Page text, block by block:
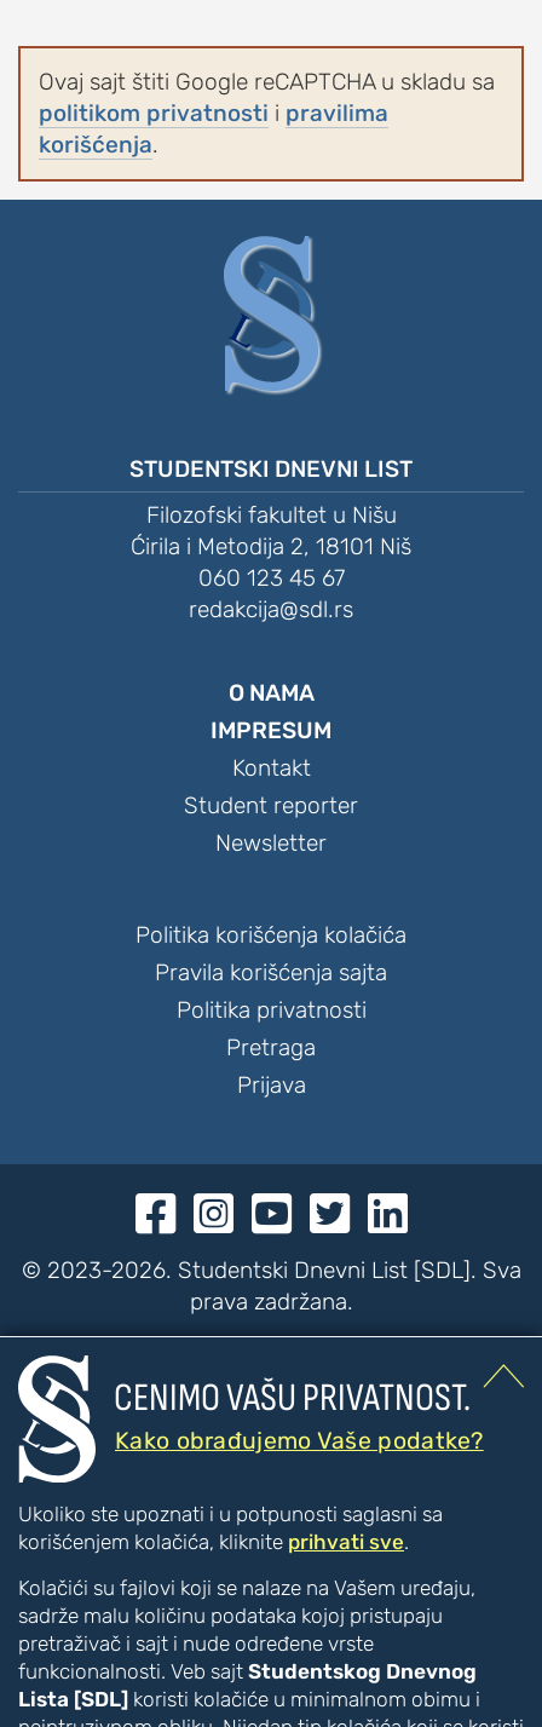
Ovaj sajt štiti Google reCAPTCHA u skladu sa
politikom privatnosti i pravilima
korišćenja.
STUDENTSKI DNEVNI LIST
Filozofski fakultet u Nišu
Ćirila i Metodija 2, 18101 Niš
060 123 45 67
redakcija@sdl.rs
O NAMA
IMPRESUM
Kontakt
Student reporter
Newsletter
Politika korišćenja kolačića
Pravila korišćenja sajta
Politika privatnosti
Pretraga
Prijava
    
© 2023-2026. Studentski Dnevni List [SDL]. Sva
prava zadržana.

CENIMO VAŠU PRIVATNOST.
Kako obrađujemo Vaše podatke?
Ukoliko ste upoznati i u potpunosti saglasni sa
korišćenjem kolačića, kliknite prihvati sve.
Kolačići su fajlovi koji se nalaze na Vašem uređaju,
sadrže malu količinu podataka kojoj pristupaju
pretraživač i sajt i nude određene vrste
funkcionalnosti. Veb sajt Studentskog Dnevnog
Lista [SDL] koristi kolačiće u minimalnom obimu i

???PRISTUPAČNOST???
Poboljšanje čitljivosti
Veći tekst
Veći razmak između slova
Manji razmak između slova
Disleksija [CTRL + ALT + D]
Boje i kontrast